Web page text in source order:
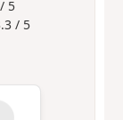
5
/ 5